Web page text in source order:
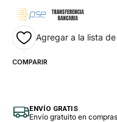
Agregar a la lista
COMPARIR
ENVÍO GRATIS
Envío gratuito en